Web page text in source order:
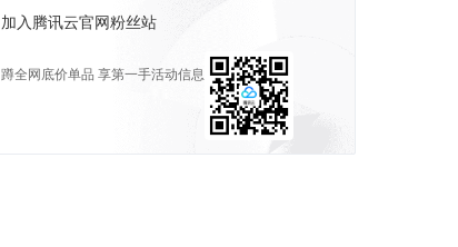
加入腾讯云官网粉丝站
蹲全网底价单品 享第一手活动信息